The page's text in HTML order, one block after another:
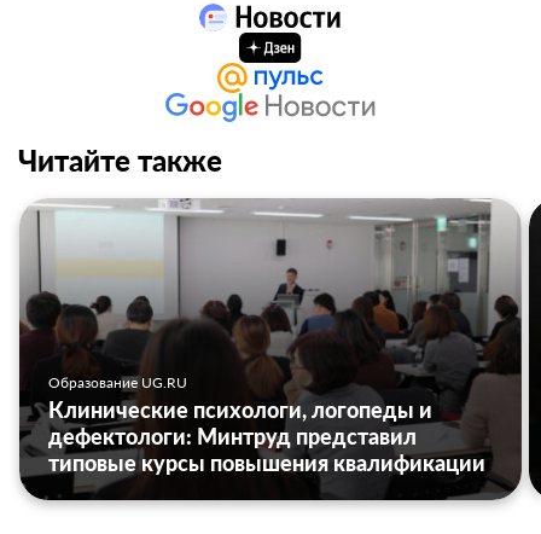
Читайте также
Образование UG.RU
Клинические психологи, логопеды и
дефектологи: Минтруд представил
типовые курсы повышения квалификации